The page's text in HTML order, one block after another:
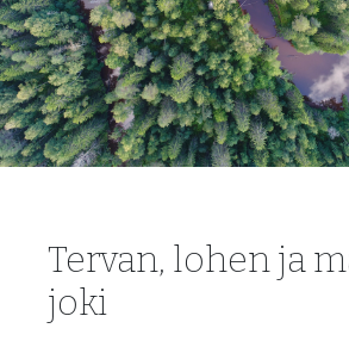
Tervan, lohen ja
joki